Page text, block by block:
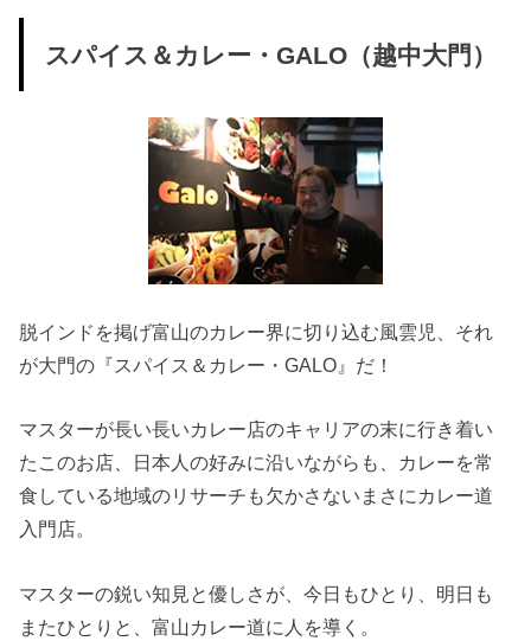
スパイス＆カレー・GALO（越中大門）
脱インドを掲げ富山のカレー界に切り込む風雲児、それ
が大門の『スパイス＆カレー・GALO』だ！
マスターが長い長いカレー店のキャリアの末に行き着い
たこのお店、日本人の好みに沿いながらも、カレーを常
食している地域のリサーチも欠かさないまさにカレー道
入門店。
マスターの鋭い知見と優しさが、今日もひとり、明日も
またひとりと、富山カレー道に人を導く。